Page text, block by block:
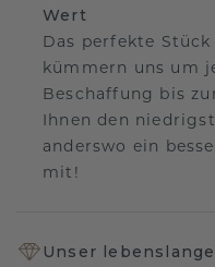
Wert
Das perfekte
kümmern uns um
Beschaffung bis
Ihnen den
anderswo ein
mit!
Unser